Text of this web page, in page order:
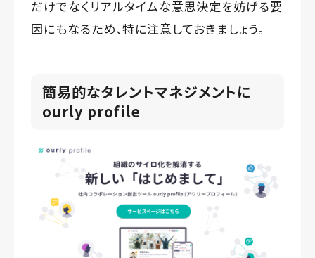
だけでなくリアルタイムな意思決定を妨げる要
因にもなるため、特に注意しておきましょう。
簡易的なタレントマネジメントに
ourly profile